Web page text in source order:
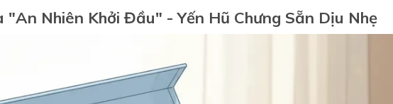
"An Nhiên Khởi Đầu" - Yến Hũ Chưng Sẵn Dịu Nhẹ